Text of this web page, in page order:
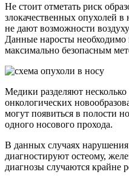
Не стоит отметать риск
злокачественных опухолей
не дают возможности
Данные наросты необходимо
максимально безопасным
Медики разделяют
онкологических
могут появиться в полости
одного носового прохода.
В данных случаях
диагностируют остеому,
диагнозы случаются крайне